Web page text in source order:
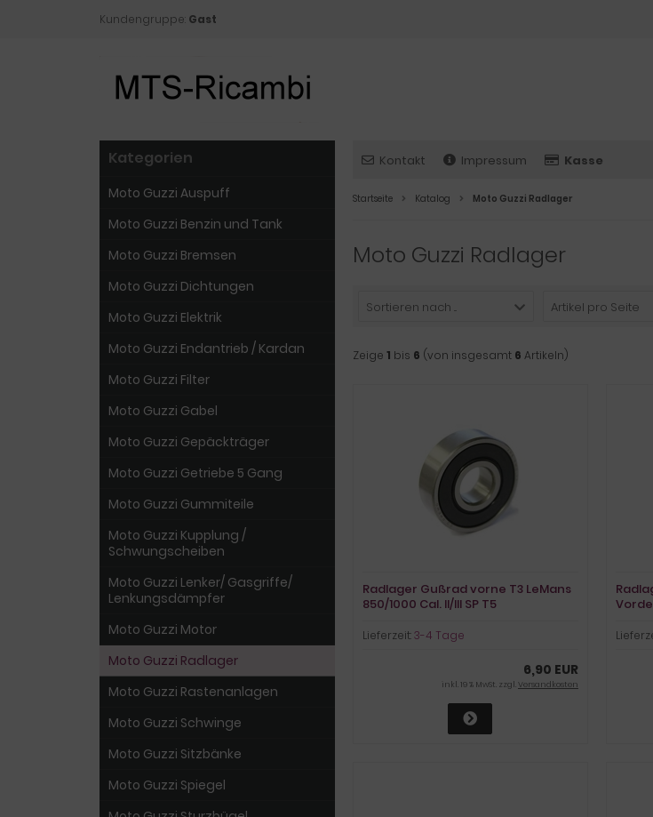
Kundengruppe: Gast
Kontakt Impressum Kasse
Startseite Katalog Moto Guzzi Radlager
Moto Guzzi Radlager
Sortieren nach ... Artikel pro Seite
Zeige 1 bis 6 (von insgesamt 6 Artikeln)
Radlager Gußrad vorne T3 LeMans
850/1000 Cal. II/III SP T5
Lieferzeit:3-4 Tage
6,90 EUR
inkl. 19 % MwSt. zzgl.Versandkosten
Kategorien
Moto Guzzi Auspuff
Moto Guzzi Benzin und Tank
Moto Guzzi Bremsen
Moto Guzzi Dichtungen
Moto Guzzi Elektrik
Moto Guzzi Endantrieb / Kardan
Moto Guzzi Filter
Moto Guzzi Gabel
Moto Guzzi Gepäckträger
Moto Guzzi Getriebe 5 Gang
Moto Guzzi Gummiteile
Moto Guzzi Kupplung /
Schwungscheiben
Moto Guzzi Lenker/ Gasgriffe/
Lenkungsdämpfer
Moto Guzzi Motor
Moto Guzzi Radlager
Moto Guzzi Rastenanlagen
Moto Guzzi Schwinge
Moto Guzzi Sitzbänke
Moto Guzzi Spiegel